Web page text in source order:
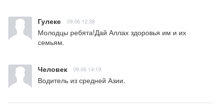
Гулеке 09.06 12:38
Молодцы ребята!Дай Аллах здоровья им и их
семьям.
Человек 09.06 14:19
Водитель из средней Азии.